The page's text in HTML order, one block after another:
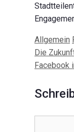
Kategorien
Allgemein
Beitrags-
Navigation
Die
Facebook